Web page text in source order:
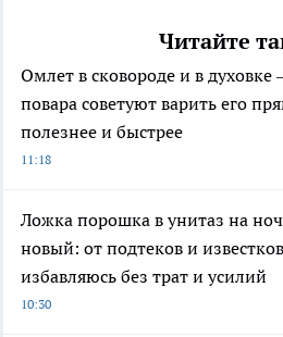
Читайте
Омлет в сковороде и в
повара советуют варить его
полезнее и быстрее
11:18
Ложка порошка в унитаз на
новый: от подтеков и
избавляюсь без трат и усилий
10:30